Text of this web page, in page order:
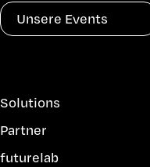
Unsere Events
überspringen
Solutions
Partner
futurelab